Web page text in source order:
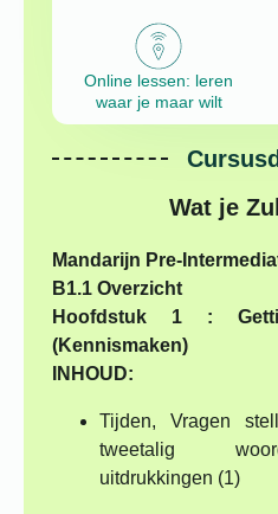
Online lessen: leren
waar je maar wilt
Wat je
Mandarijn Pre-
B1.1 Overzicht
Hoofdstuk 1 :
(Kennismaken)
INHOUD:
Tijden,Vragen
tweetalig
uitdrukkingen (1)